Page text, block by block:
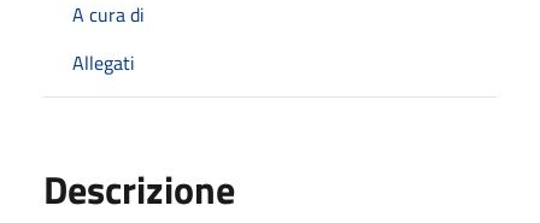
A cura di
Allegati
Descrizione